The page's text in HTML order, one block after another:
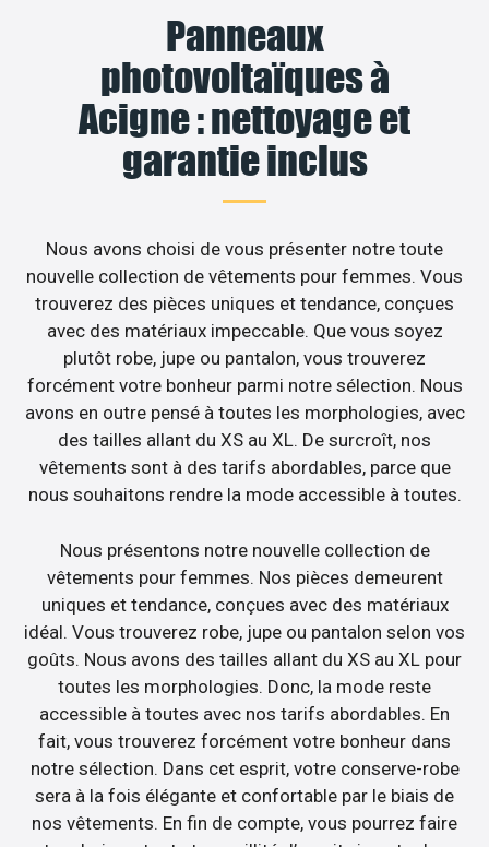
Panneaux
photovoltaïques à
Acigne : nettoyage et
garantie inclus
Nous avons choisi de vous présenter notre toute
nouvelle collection de vêtements pour femmes. Vous
trouverez des pièces uniques et tendance, conçues
avec des matériaux impeccable. Que vous soyez
plutôt robe, jupe ou pantalon, vous trouverez
forcément votre bonheur parmi notre sélection. Nous
avons en outre pensé à toutes les morphologies, avec
des tailles allant du XS au XL. De surcroît, nos
vêtements sont à des tarifs abordables, parce que
nous souhaitons rendre la mode accessible à toutes.
Nous présentons notre nouvelle collection de
vêtements pour femmes. Nos pièces demeurent
uniques et tendance, conçues avec des matériaux
idéal. Vous trouverez robe, jupe ou pantalon selon vos
goûts. Nous avons des tailles allant du XS au XL pour
toutes les morphologies. Donc, la mode reste
accessible à toutes avec nos tarifs abordables. En
fait, vous trouverez forcément votre bonheur dans
notre sélection. Dans cet esprit, votre conserve-robe
sera à la fois élégante et confortable par le biais de
nos vêtements. En fin de compte, vous pourrez faire